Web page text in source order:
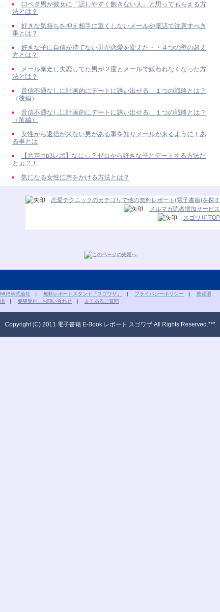
口ベタ男が彼女に「話しやすく飽きない人」と思ってもらえる方
法とは？
好きな気持ちを抑え相手に重くしないメールや電話で注意すべき
事とは？
好きな子に自信が持てない男が恋愛を変えた・・４つの壁の超え
方とは？
メール暴走し失恋してた男が２度とメールで嫌われなくなった方
法とは？
音信不通なしに計画的にデートに誘い出せる、１つの戦略とは？
（後編）
音信不通なしに計画的にデートに誘い出せる、１つの戦略とは？
（前編）
女性から返信が来ない男がある事を知りメールが来るように！あ
る事とは
【音声mp3レポ】なにぃ？ゼロから好きな子とデートする方法だ
とぉ？！
気になる女性に声をかける方法とは？
恋愛テクニックのカテゴリで他の無料レポート(電子書籍)を探す
メルマガ読者増加サービス
スゴワザ TOP
MUB株式会社 | 無料レポートスタンド「スゴワザ」 | プライバシーポリシー | 推奨環
境 | 要望受付、お問い合わせ | よくあるご質問
Copyright (C) 2011 電子書籍 E-Book レポート スゴワザ All Rights Reserved.***